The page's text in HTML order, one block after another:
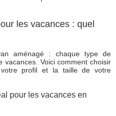
les vacances : quel
aménagé : chaque type de
vacances. Voici comment choisir
profil et la taille de votre
pour les vacances en